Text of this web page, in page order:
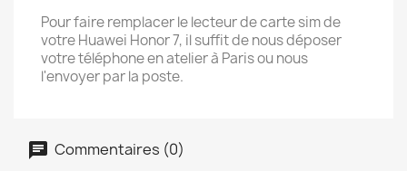
Pour faire remplacer le lecteur de carte sim de
votre Huawei Honor 7, il suffit de nous déposer
votre téléphone en atelier à Paris ou nous
l'envoyer par la poste.
Commentaires (0)